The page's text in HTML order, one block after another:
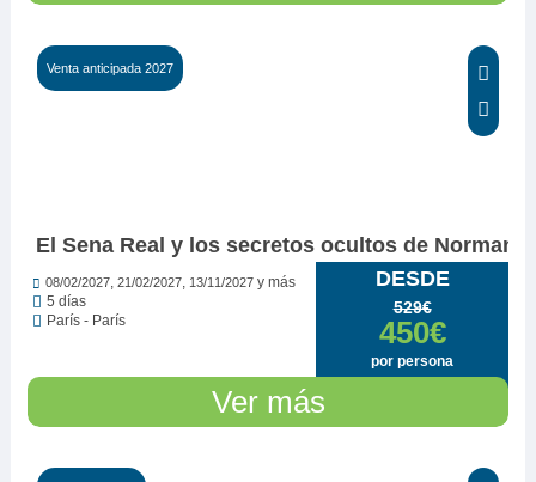
Venta anticipada 2027
DESDE
529€
450€
por persona
El Sena Real y los secretos ocultos de
08/02/2027, 21/02/2027, 13/11/2027 y más
5 días
París - París
Ver más